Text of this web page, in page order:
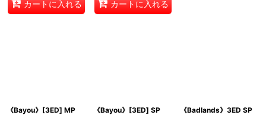
カートに入れる カートに入れる
《Bayou》[3ED] MP 《Bayou》[3ED] SP 《Badlands》3ED SP